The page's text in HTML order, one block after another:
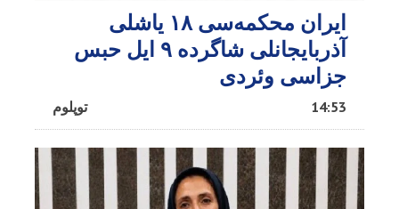
ایران محکمه‌سی ۱۸ یاشلی
آذربایجانلی شاگرده ۹ ایل حبس
جزاسی وئردی
توپلوم 14:53